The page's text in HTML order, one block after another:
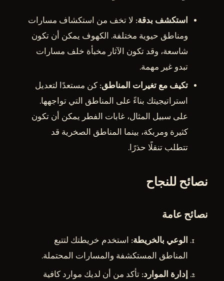
استكشف بدقة: لا تخف من استكشاف مسارات
ومناطق حيوية مختلفة. الكهوف يمكن أن تكون
شاسعة، وقد تكون الآثار مخبأة خلف مسارات
تبدو غير مهمة.
تكيف مع تغيرات المناطق: كن مستعدًا لتعديل
استراتيجيتك بناءً على المناطق التي تواجهها.
على سبيل المثال، غابات الفطر يمكن أن تكون
كثيرة ومربكة، بينما المناطق الصخرية قد
تتطلب تنقلًا حذرًا.
نصائح للنجاح
نصائح عامة
الوعي بالخريطة: استخدم خريطتك لتتبع
المناطق المستكشفة والمسارات المحتملة.
إدارة الموارد: تأكد من أن لديك موارد كافية